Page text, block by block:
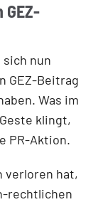
GEZ-
sich nun
GEZ-Beitrag
Was im
klingt,
PR-Aktion.
verloren hat,
rechtlichen